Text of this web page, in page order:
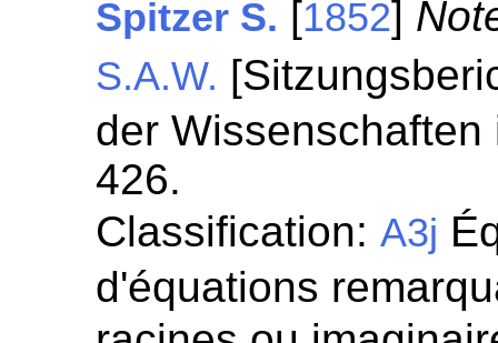
Spitzer S. [1852]
S.A.W.
der
426.
Classification:A3j
d'équations